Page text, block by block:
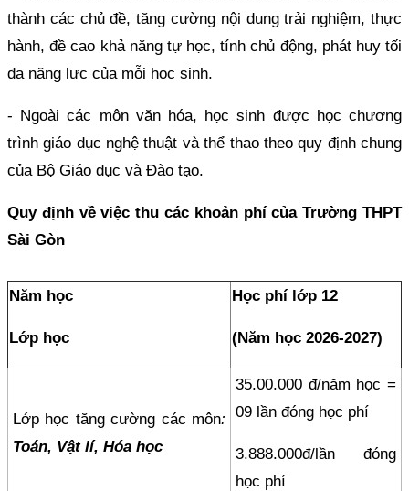
thành các chủ đề, tăng cường nội dung trải nghiệm, thực
hành, đề cao khả năng tự học, tính chủ động, phát huy tối
đa năng lực của mỗi học sinh.
- Ngoài các môn văn hóa, học sinh được học chương
trình giáo dục nghệ thuật và thể thao theo quy định chung
của Bộ Giáo dục và Đào tạo.
Quy định về việc thu các khoản phí của Trường THPT
Sài Gòn
Năm học
Lớp học
Học phí lớp 12
(Năm học 2026-2027)
Lớp học tăng cường các môn:
Toán, Vật lí, Hóa học
35.00.000 đ/năm học =
09 lần đóng học phí
3.888.000đ/lần đóng
học phí